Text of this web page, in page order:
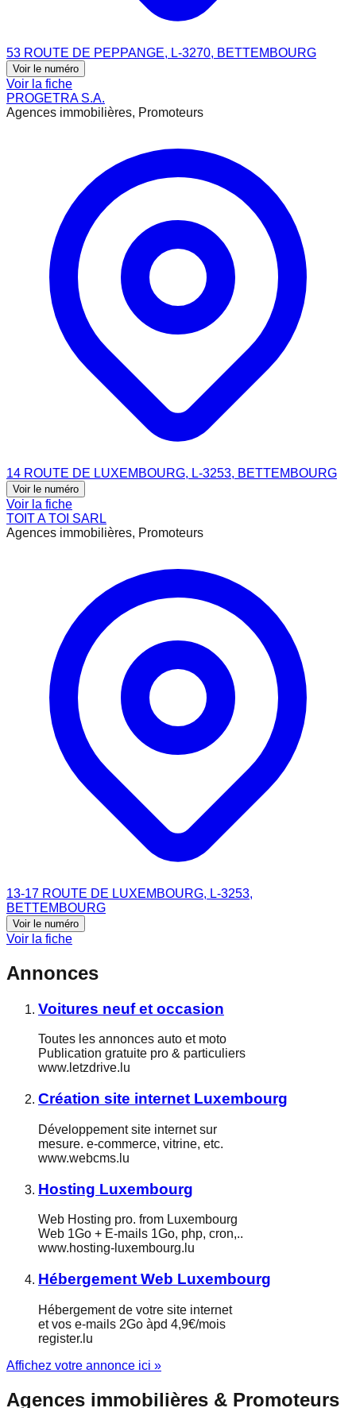
53 ROUTE DE PEPPANGE, L-3270, BETTEMBOURG
Voir le numéro
Voir la fiche
PROGETRA S.A.
Agences immobilières, Promoteurs
14 ROUTE DE LUXEMBOURG, L-3253, BETTEMBOURG
Voir le numéro
Voir la fiche
TOIT A TOI SARL
Agences immobilières, Promoteurs
13-17 ROUTE DE LUXEMBOURG, L-3253,
BETTEMBOURG
Voir le numéro
Voir la fiche
Annonces
Voitures neuf et occasion
Toutes les annonces auto et moto
Publication gratuite pro & particuliers
www.letzdrive.lu
Création site internet Luxembourg
Développement site internet sur
mesure. e-commerce, vitrine, etc.
www.webcms.lu
Hosting Luxembourg
Web Hosting pro. from Luxembourg
Web 1Go + E-mails 1Go, php, cron,..
www.hosting-luxembourg.lu
Hébergement Web Luxembourg
Hébergement de votre site internet
et vos e-mails 2Go àpd 4,9€/mois
register.lu
Affichez votre annonce ici »
Agences immobilières & Promoteurs